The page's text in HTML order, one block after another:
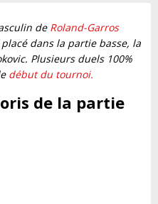
de Roland-Garros
dans la partie basse, la
Plusieurs duels 100%
début du tournoi.
de la partie